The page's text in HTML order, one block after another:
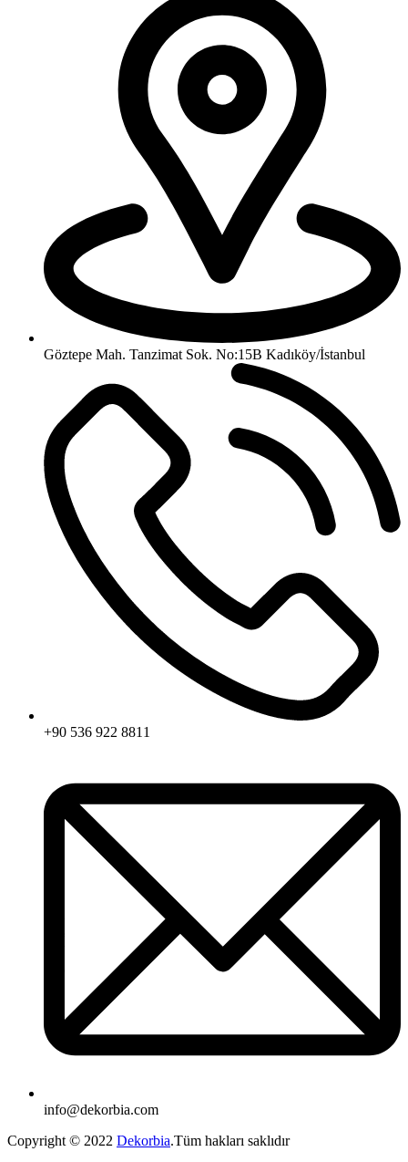
Göztepe Mah. Tanzimat Sok. No:15B Kadıköy/İstanbul
+90 536 922 8811
info@dekorbia.com
Copyright © 2022 Dekorbia.Tüm hakları saklıdır